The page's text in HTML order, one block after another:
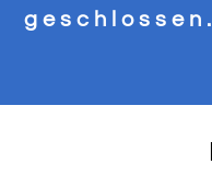
geschlossen.